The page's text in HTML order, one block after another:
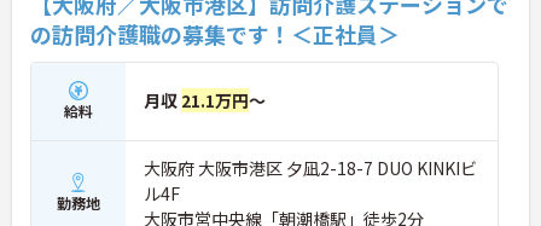
の訪問介護職の募集です！＜正社員＞
給料 月収 21.1万円～
勤務地
大阪府 大阪市港区 夕凪2-18-7 DUO KINKIビ
ル4F
大阪市営中央線「朝潮橋駅」徒歩2分